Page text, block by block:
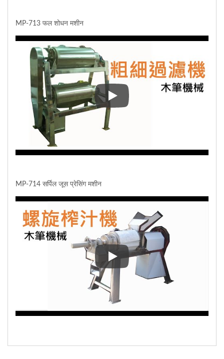
MP-713 फल शोधन मशीन
MP-713 फल शोधन मशीन
MP-714 सर्पिल जूस प्रेसिंग मशीन
MP-714 सर्पिल जूस प्रेसिंग मशीन